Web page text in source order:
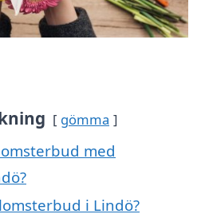
gömma
med
i Lindö?